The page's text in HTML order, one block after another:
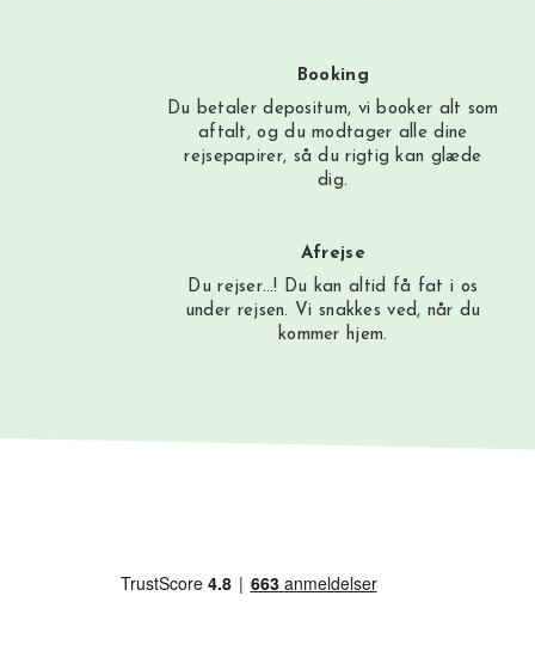
Booking
Du betaler depositum, vi booker alt som
aftalt, og du modtager alle dine
rejsepapirer, så du rigtig kan glæde
dig.
Afrejse
Du rejser…! Du kan altid få fat i os
under rejsen. Vi snakkes ved, når du
kommer hjem.